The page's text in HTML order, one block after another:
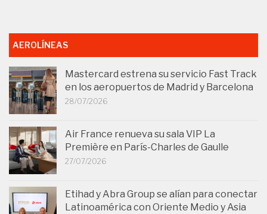
AEROLÍNEAS
Mastercard estrena su servicio Fast Track
en los aeropuertos de Madrid y Barcelona
28/07/2026
Air France renueva su sala VIP La
Première en París-Charles de Gaulle
27/07/2026
Etihad y Abra Group se alían para conectar
Latinoamérica con Oriente Medio y Asia